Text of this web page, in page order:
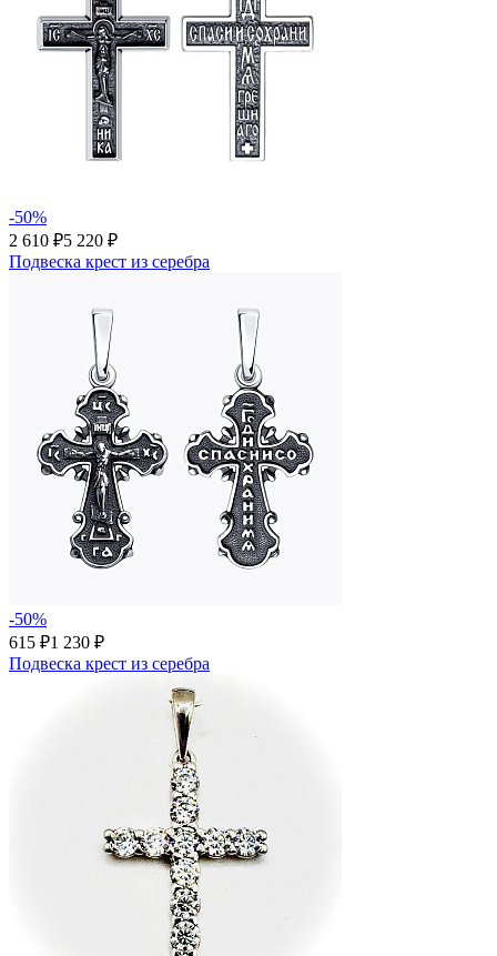
-50%
2 610 ₽5 220 ₽
Подвеска крест из серебра
-50%
615 ₽1 230 ₽
Подвеска крест из серебра